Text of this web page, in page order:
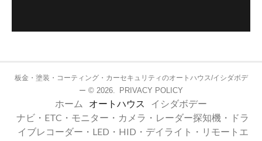
板金・塗装・コーティング・カーセキュリティのオートハウス/イシダボデ
ー © 2026. PRIVACY POLICY
ホーム オートハウス
イシダボデー
ナビ・ETC・モニター・カメラ・レーダー探知機・ドラ
イブレコーダー・LED・HID・デイライト・リモートエ